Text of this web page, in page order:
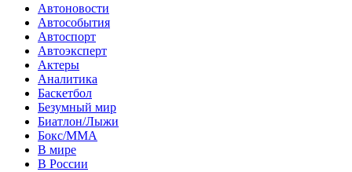
Автоновости
Автособытия
Автоспорт
Автоэксперт
Актеры
Аналитика
Баскетбол
Безумный мир
Биатлон/Лыжи
Бокс/MMA
В мире
В России